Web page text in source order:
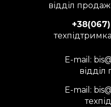
відділ
E-mail:
відділ
E-mail: